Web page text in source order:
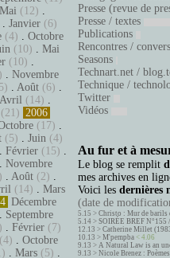
Mai (12) .
. Janvier (6)
(4) . Octobre
(10) . Mai
(10) .
. Novembre
. Août (6) .
Avril (14) .
(21) 2006
(17) .
(5) . Juin (4)
. Février (15) .
. Novembre
. Août (2) .
(14) . Mars
Décembre
. Septembre
. Février (7)
(4) . Octobre
. Mars (5) .
Presse (revue de
Presse / textes
Publications
Rencontres /
Seasons
Technart.net /
Technique /
Twitter
Vidéos
Au fur et à
Le blog se remplit
mes archives en
Voici les dernières
(date de
5.15 > Christo : Mur de barils
5.14 > SOIRÉE BREF
12.13 > Catherine Millet
10.13 > M'pempba < 4.06
9.13 > A Natural Law is an
9.13 > Nicole Brenez :